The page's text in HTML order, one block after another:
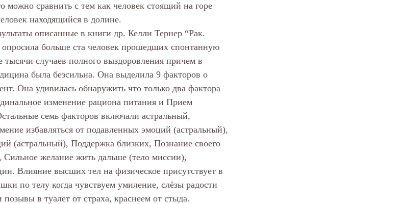
сравнить с тем как человек стоящий на горе
находящийся в долине.
описанные в книги др. Келли Тернер “Рак.
больше ста человек прошедших спонтанную
тысячи случаев полного выздоровления причем в
была безсильна. Она выделила 9 факторов о
Она удивилась обнаружить что только два фактора
изменение рациона питания и Прием
семь факторов включали астральный,
избавляться от подавленных эмоций (астральный),
(астральный), Поддержка близких, Познание своего
Сильное желание жить дальше (тело миссии),
Влияние высших тел на физическое присутствует в
по телу когда чувствуем умиление, слёзы радости
в туалет от страха, краснеем от стыда.